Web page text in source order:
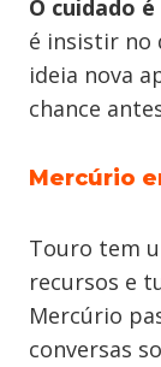
O cuidado
é insistir no
ideia nova
chance
Mercúrio
Touro tem
recursos e
Mercúrio
conversas